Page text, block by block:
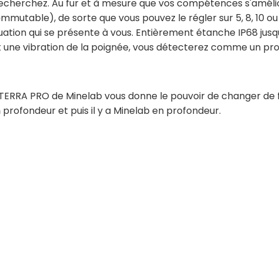
Au fur et à mesure que vos compétences
de sorte que vous pouvez le régler sur 5, 8, 10
qui se présente à vous. Entièrement étanche IP68
vibration de la poignée, vous détecterez comme un
PRO de Minelab vous donne le pouvoir de changer
et puis il y a Minelab en profondeur.